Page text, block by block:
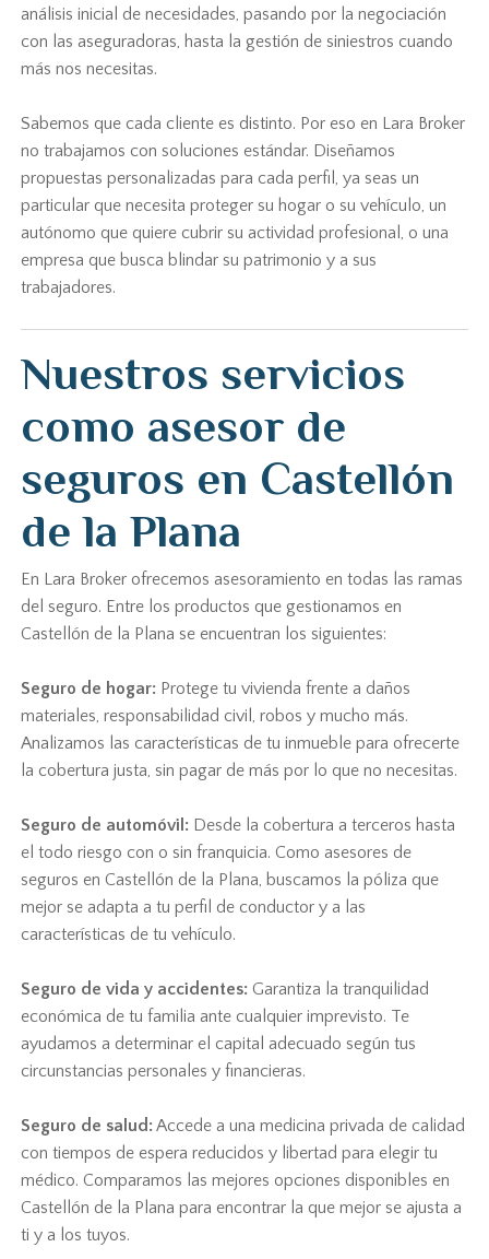
análisis inicial de necesidades, pasando por la negociación
con las aseguradoras, hasta la gestión de siniestros cuando
más nos necesitas.
Sabemos que cada cliente es distinto. Por eso en Lara Broker
no trabajamos con soluciones estándar. Diseñamos
propuestas personalizadas para cada perfil, ya seas un
particular que necesita proteger su hogar o su vehículo, un
autónomo que quiere cubrir su actividad profesional, o una
empresa que busca blindar su patrimonio y a sus
trabajadores.
Nuestros servicios
como asesor de
seguros en Castellón
de la Plana
En Lara Broker ofrecemos asesoramiento en todas las ramas
del seguro. Entre los productos que gestionamos en
Castellón de la Plana se encuentran los siguientes:
Seguro de hogar: Protege tu vivienda frente a daños
materiales, responsabilidad civil, robos y mucho más.
Analizamos las características de tu inmueble para ofrecerte
la cobertura justa, sin pagar de más por lo que no necesitas.
Seguro de automóvil: Desde la cobertura a terceros hasta
el todo riesgo con o sin franquicia. Como asesores de
seguros en Castellón de la Plana, buscamos la póliza que
mejor se adapta a tu perfil de conductor y a las
características de tu vehículo.
Seguro de vida y accidentes: Garantiza la tranquilidad
económica de tu familia ante cualquier imprevisto. Te
ayudamos a determinar el capital adecuado según tus
circunstancias personales y financieras.
Seguro de salud:Accede a una medicina privada de calidad
con tiempos de espera reducidos y libertad para elegir tu
médico. Comparamos las mejores opciones disponibles en
Castellón de la Plana para encontrar la que mejor se ajusta a
ti y a los tuyos.